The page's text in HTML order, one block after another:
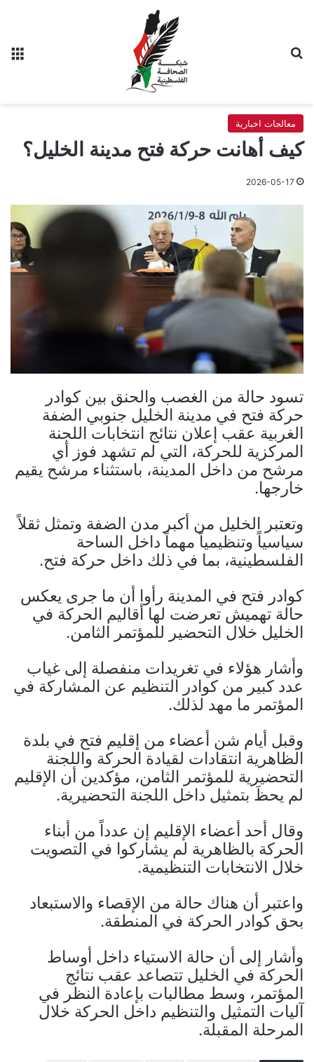
معالجات اخبارية
كيف أهانت حركة فتح مدينة الخليل؟
2026-05-17
تسود حالة من الغصب والحنق بين كوادر
حركة فتح في مدينة الخليل جنوبي الضفة
الغربية عقب إعلان نتائج انتخابات اللجنة
المركزية للحركة، التي لم تشهد فوز أي
مرشح من داخل المدينة، باستثناء مرشح يقيم
خارجها.
وتعتبر الخليل من أكبر مدن الضفة وتمثل ثقلاً
سياسياً وتنظيمياً مهماً داخل الساحة
الفلسطينية، بما في ذلك داخل حركة فتح.
كوادر فتح في المدينة رأوا أن ما جرى يعكس
حالة تهميش تعرضت لها أقاليم الحركة في
الخليل خلال التحضير للمؤتمر الثامن.
وأشار هؤلاء في تغريدات منفصلة إلى غياب
عدد كبير من كوادر التنظيم عن المشاركة في
المؤتمر ما مهد لذلك.
وقبل أيام شن أعضاء من إقليم فتح في بلدة
الظاهرية انتقادات لقيادة الحركة واللجنة
التحضيرية للمؤتمر الثامن، مؤكدين أن الإقليم
لم يحظَ بتمثيل داخل اللجنة التحضيرية.
وقال أحد أعضاء الإقليم إن عدداً من أبناء
الحركة بالظاهرية لم يشاركوا في التصويت
خلال الانتخابات التنظيمية.
واعتبر أن هناك حالة من الإقصاء والاستبعاد
بحق كوادر الحركة في المنطقة.
وأشار إلى أن حالة الاستياء داخل أوساط
الحركة في الخليل تتصاعد عقب نتائج
المؤتمر، وسط مطالبات بإعادة النظر في
آليات التمثيل والتنظيم داخل الحركة خلال
المرحلة المقبلة.